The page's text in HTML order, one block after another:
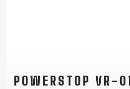
POWERSTOP VR-01